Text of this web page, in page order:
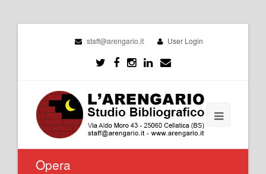
staff@arengario.it User Login
Opera